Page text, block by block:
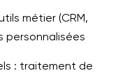
métier (CRM,
personnalisées
: traitement de